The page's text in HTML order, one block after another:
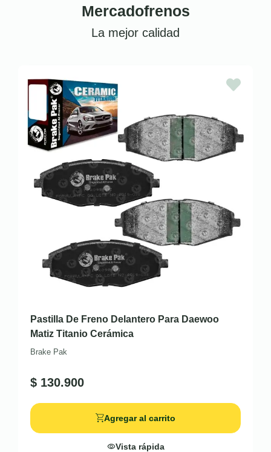
Mercadofrenos
La mejor calidad
Pastilla De Freno Delantero Para Daewoo
Matiz Titanio Cerámica
Brake Pak
$ 130.900
Agregar al carrito
Vista rápida